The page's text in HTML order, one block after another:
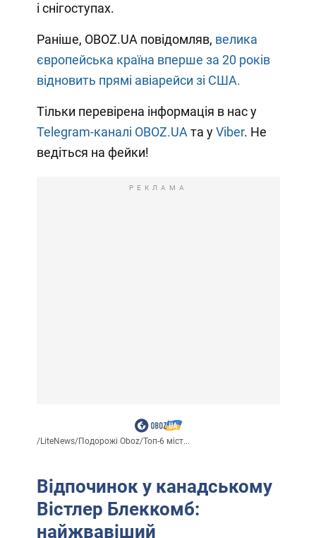
і снігоступах.
Раніше, OBOZ.UA повідомляв, велика
європейська країна вперше за 20 років
відновить прямі авіарейси зі США.
Тільки перевірена інформація в нас у
Telegram-каналі OBOZ.UA та уViber. Не
ведіться на фейки!
РЕКЛАМА
/LiteNews/Подорожі Oboz/Топ-6 міст...
Відпочинок у канадському
Вістлер Блеккомб:
найжвавіший